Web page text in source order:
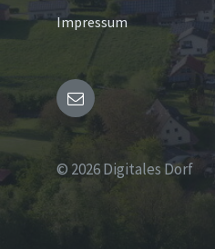
Impressum
Email
© 2026 Digitales Dorf